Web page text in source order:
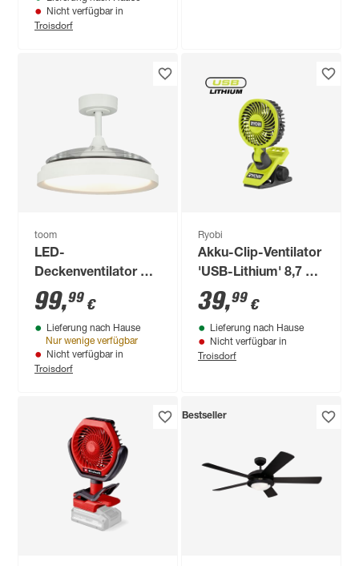
Nicht verfügbar in
Troisdorf
toom
LED-
Deckenventilator mit
Beleuchtung
dimmbar 3800 lm
RGB - tunable white
Ø 45 x 32,3 cm
99,99 €
Lieferung nach Hause
Nur wenige verfügbar
Nicht verfügbar in
Troisdorf
Ryobi
Akku-Clip-Ventilator
'USB-Lithium' 8,7 x
25,3 x 16,6 cm 4 V
ohne Akku und
Ladekabel
39,99 €
Lieferung nach Hause
Nicht verfügbar in
Troisdorf
Bestseller